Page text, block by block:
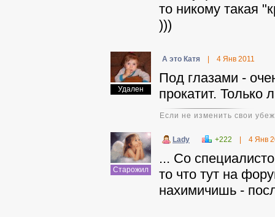
то никому такая
)))
Удален
А это Катя 4 Янв 2011
Под глазами -
прокатит. Только
Если не изменить свои
Старожил
Lady +222 4 Янв
... Со
то что тут на
нахимичишь -